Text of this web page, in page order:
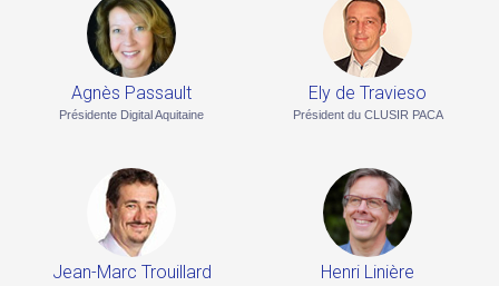
Agnès Passault
Présidente Digital Aquitaine
Ely de Travieso
Président du CLUSIR PACA
Jean-Marc Trouillard Henri Linière